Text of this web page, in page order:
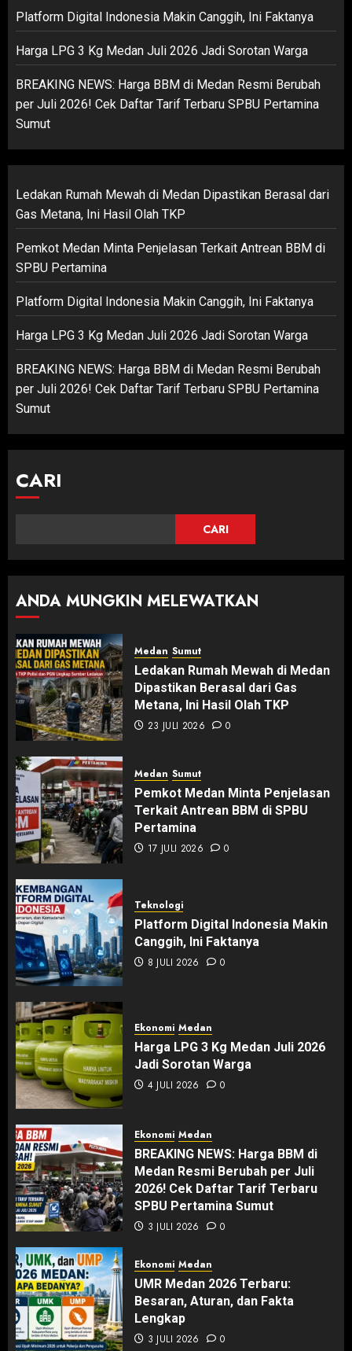
Platform Digital Indonesia Makin Canggih, Ini Faktanya
Harga LPG 3 Kg Medan Juli 2026 Jadi Sorotan Warga
BREAKING NEWS: Harga BBM di Medan Resmi Berubah
per Juli 2026! Cek Daftar Tarif Terbaru SPBU Pertamina
Sumut
Ledakan Rumah Mewah di Medan Dipastikan Berasal dari
Gas Metana, Ini Hasil Olah TKP
Pemkot Medan Minta Penjelasan Terkait Antrean BBM di
SPBU Pertamina
Platform Digital Indonesia Makin Canggih, Ini Faktanya
Harga LPG 3 Kg Medan Juli 2026 Jadi Sorotan Warga
BREAKING NEWS: Harga BBM di Medan Resmi Berubah
per Juli 2026! Cek Daftar Tarif Terbaru SPBU Pertamina
Sumut
CARI
CARI
ANDA MUNGKIN MELEWATKAN
Medan Sumut
Ledakan Rumah Mewah di Medan
Dipastikan Berasal dari Gas
Metana, Ini Hasil Olah TKP
23 JULI 2026 0
Medan Sumut
Pemkot Medan Minta Penjelasan
Terkait Antrean BBM di SPBU
Pertamina
17 JULI 2026 0
Teknologi
Platform Digital Indonesia Makin
Canggih, Ini Faktanya
8 JULI 2026 0
Ekonomi Medan
Harga LPG 3 Kg Medan Juli 2026
Jadi Sorotan Warga
4 JULI 2026 0
Ekonomi Medan
BREAKING NEWS: Harga BBM di
Medan Resmi Berubah per Juli
2026! Cek Daftar Tarif Terbaru
SPBU Pertamina Sumut
3 JULI 2026 0
Ekonomi Medan
UMR Medan 2026 Terbaru:
Besaran, Aturan, dan Fakta
Lengkap
3 JULI 2026 0